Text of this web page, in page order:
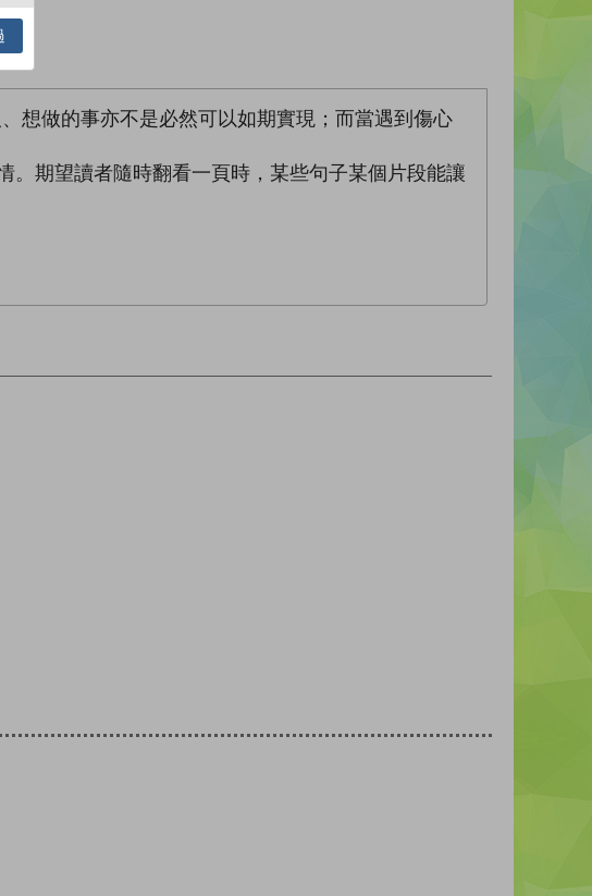
想做的事亦不是必然可以如期實現；而當遇到傷心
。期望讀者隨時翻看一頁時，某些句子某個片段能讓